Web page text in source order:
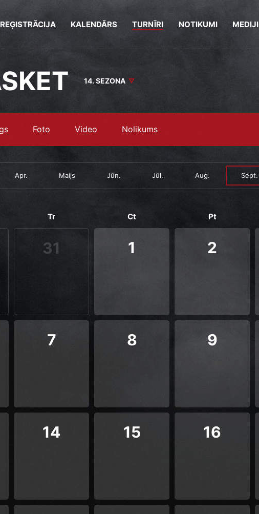
REĢISTRĀCIJA KALENDĀRS TURNĪRI NOTIKUMI MEDIJI
14. SEZONA
Foto Video Nolikums
Apr. Maijs Jūn. Jūl. Aug. Sept.
Tr Ct Pt
31 1 2
7 8 9
14 15 16